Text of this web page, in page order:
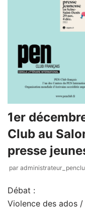
1er
Club au
presse
par
Débat :
Violence des ados /